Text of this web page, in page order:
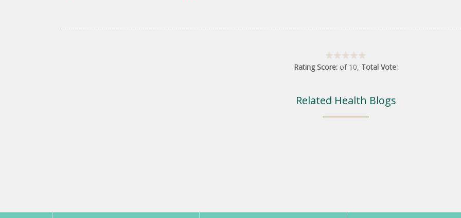
Rating Score: of 10, Total Vote:
Related Health Blogs